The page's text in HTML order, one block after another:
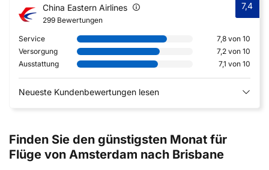
China Eastern Airlines
299 Bewertungen
7,4
Service
7,8 von 10
Versorgung
7,2 von 10
Ausstattung
7,1 von 10
Neueste Kundenbewertungen lesen
Finden Sie den günstigsten Monat für
Flüge von Amsterdam nach Brisbane